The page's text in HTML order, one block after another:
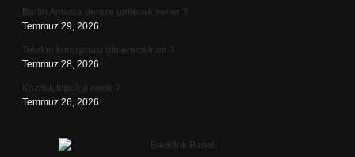
Bartın Amasra denize girilecek yerler ?
Temmuz 29, 2026
Telefon konuşması dinlenebilir mi ?
Temmuz 28, 2026
Kozmik topoloji nedir ?
Temmuz 26, 2026